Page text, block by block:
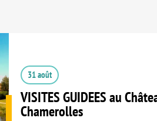
31 août
VISITES GUIDEES au
Chamerolles